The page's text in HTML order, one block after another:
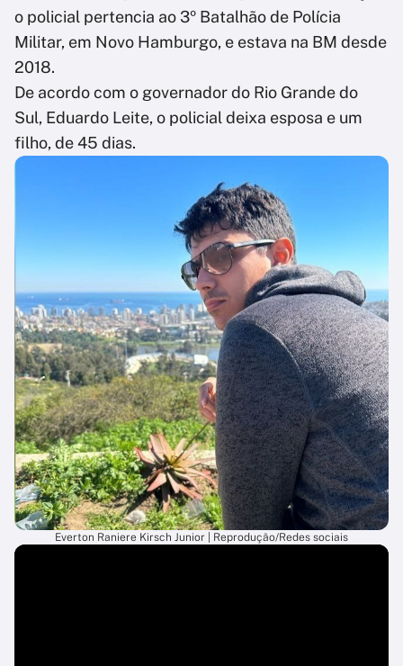
o policial pertencia ao 3º Batalhão de Polícia
Militar, em Novo Hamburgo, e estava na BM desde
2018.
De acordo com o governador do Rio Grande do
Sul, Eduardo Leite, o policial deixa esposa e um
filho, de 45 dias.
Everton Raniere Kirsch Junior | Reprodução/Redes sociais